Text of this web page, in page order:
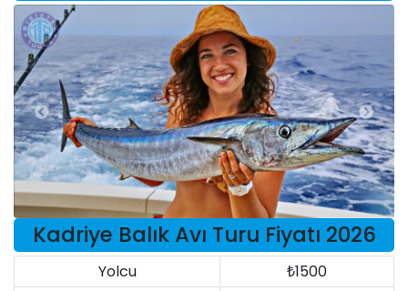
Kadriye Balık Avı Turu Fiyatı 2026
Yolcu
₺1500